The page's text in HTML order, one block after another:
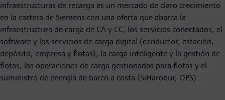
infraestructuras de recarga es un mercado de claro crecimiento
en la cartera de Siemens con una oferta que abarca la
infraestructura de carga de CA y CC, los servicios conectados, el
software y los servicios de carga digital (conductor, estación,
depósito, empresa y flotas), la carga inteligente y la gestión de
flotas, las operaciones de carga gestionadas para flotas y el
suministro de energía de barco a costa (SiHarobur, OPS).